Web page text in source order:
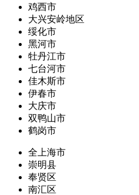
鸡西市
大兴安岭地区
绥化市
黑河市
牡丹江市
七台河市
佳木斯市
伊春市
大庆市
双鸭山市
鹤岗市
全上海市
崇明县
奉贤区
南汇区